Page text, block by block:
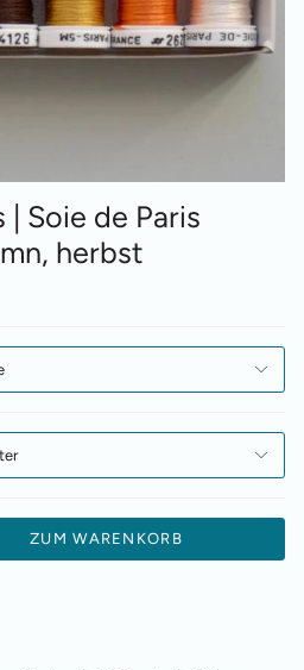
| Soie de Paris
herbst
ZUM WARENKORB